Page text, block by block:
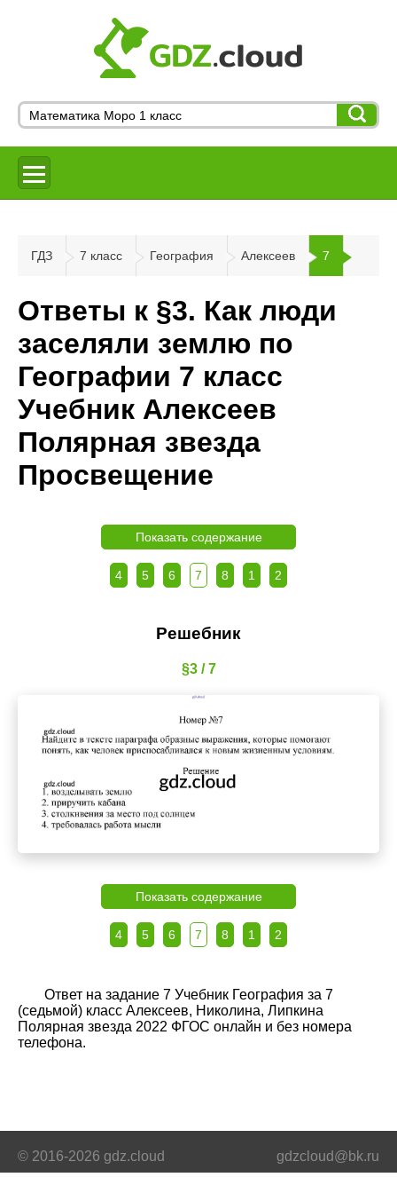
ГДЗ 7 класс География Алексеев 7
Ответы к §3. Как люди
заселяли землю по
Географии 7 класс
Учебник Алексеев
Полярная звезда
Просвещение
Показать содержание
4 5 6 7 8 1 2
Решебник
§3 / 7
Показать содержание
4 5 6 7 8 1 2
Ответ на задание 7 Учебник География за 7
(седьмой) класс Алексеев, Николина, Липкина
Полярная звезда 2022 ФГОС онлайн и без номера
телефона.
© 2016-2026 gdz.cloud gdzcloud@bk.ru